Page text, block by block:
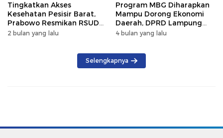
Tingkatkan Akses
Kesehatan Pesisir Barat,
Prabowo Resmikan RSUD
KH Muhammad Thohir
2 bulan yang lalu
Program MBG Diharapkan
Mampu Dorong Ekonomi
Daerah, DPRD Lampung
Tekankan Pemanfaatan
4 bulan yang lalu
Selengkapnya